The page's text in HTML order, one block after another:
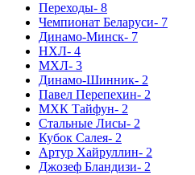
Переходы- 8
Чемпионат Беларуси- 7
Динамо-Минск- 7
НХЛ- 4
МХЛ- 3
Динамо-Шинник- 2
Павел Перепехин- 2
МХК Тайфун- 2
Стальные Лисы- 2
Кубок Салея- 2
Артур Хайруллин- 2
Джозеф Бландизи- 2